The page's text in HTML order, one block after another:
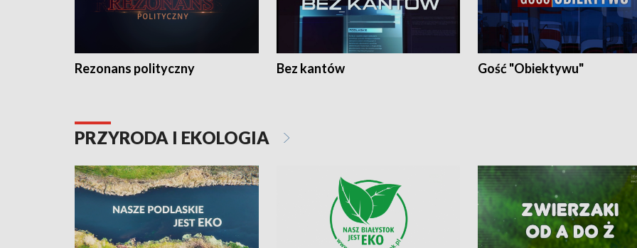
Rezonans polityczny Bez kantów Gość "Obiektywu"
PRZYRODA I EKOLOGIA